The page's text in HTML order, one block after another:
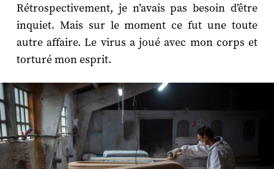
Rétrospectivement, je n’avais pas besoin d’être
inquiet. Mais sur le moment ce fut une toute
autre affaire. Le virus a joué avec mon corps et
torturé mon esprit.